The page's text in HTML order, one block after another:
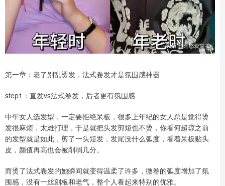
第一章：老了别乱烫发，法式卷发才是氛围感神器
step1：直发vs法式卷发，后者更有氛围感
中年女人选发型，一定要拒绝呆板，很多上年纪的女人总是觉得烫
发很麻烦，太难打理，于是就把头发剪短也不烫，你看何超琼之前
的发型就是如此，剪了一头短发，发尾没什么弧度，看着呆板贴头
皮，颜值再高也会被削弱几分。
而烫了法式卷发的她瞬间就变得温柔了许多，微卷的弧度增加了氛
围感，没有一丝刻板和老气，整个人看起来特别的优雅。